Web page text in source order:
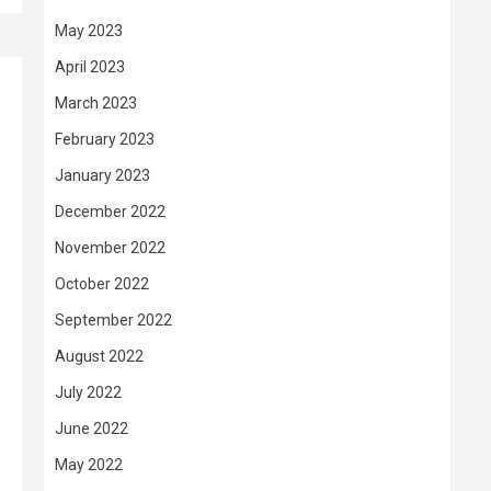
May 2023
April 2023
March 2023
February 2023
January 2023
December 2022
November 2022
October 2022
September 2022
August 2022
July 2022
June 2022
May 2022